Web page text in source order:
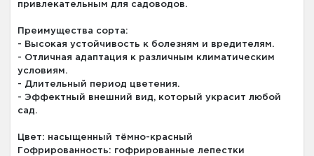
привлекательным для садоводов.
Преимущества сорта:
- Высокая устойчивость к болезням и вредителям.
- Отличная адаптация к различным климатическим
условиям.
- Длительный период цветения.
- Эффектный внешний вид, который украсит любой
сад.
Цвет: насыщенный тёмно-красный
Гофрированность: гофрированные лепестки